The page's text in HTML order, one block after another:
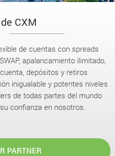
CXM
de cuentas con spreads
apalancamiento ilimitado,
depósitos y retiros
inigualable y potentes niveles
de todas partes del mundo
confianza en nosotros.
PARTNER